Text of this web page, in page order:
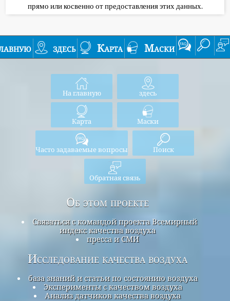
прямо или косвенно от предоставления этих данных.
здесь Карта Маски
На главную здесь
Карта Маски
Часто задаваемые вопросы Поиск
Обратная связь
Об этом проекте
Связаться с командой проекта Всемирный
индекс качества воздуха
пресса и СМИ
Исследование качества воздуха
база знаний и статьи по состоянию воздуха
Эксперименты с качеством воздуха
Анализ датчиков качества воздуха